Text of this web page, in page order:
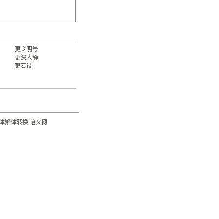
更令明号
更深人静
更若役
繁体转换 语文网